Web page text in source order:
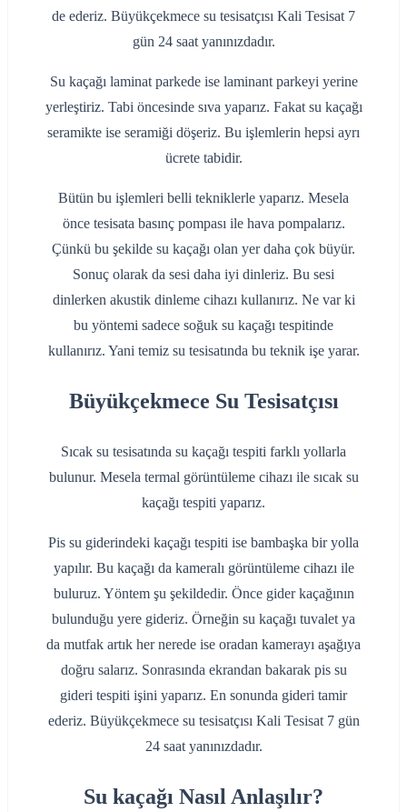
de ederiz. Büyükçekmece su tesisatçısı Kali Tesisat 7
gün 24 saat yanınızdadır.
Su kaçağı laminat parkede ise laminant parkeyi yerine
yerleştiriz. Tabi öncesinde sıva yaparız. Fakat su kaçağı
seramikte ise seramiği döşeriz. Bu işlemlerin hepsi ayrı
ücrete tabidir.
Bütün bu işlemleri belli tekniklerle yaparız. Mesela
önce tesisata basınç pompası ile hava pompalarız.
Çünkü bu şekilde su kaçağı olan yer daha çok büyür.
Sonuç olarak da sesi daha iyi dinleriz. Bu sesi
dinlerken akustik dinleme cihazı kullanırız. Ne var ki
bu yöntemi sadece soğuk su kaçağı tespitinde
kullanırız. Yani temiz su tesisatında bu teknik işe yarar.
Büyükçekmece Su Tesisatçısı
Sıcak su tesisatında su kaçağı tespiti farklı yollarla
bulunur. Mesela termal görüntüleme cihazı ile sıcak su
kaçağı tespiti yaparız.
Pis su giderindeki kaçağı tespiti ise bambaşka bir yolla
yapılır. Bu kaçağı da kameralı görüntüleme cihazı ile
buluruz. Yöntem şu şekildedir. Önce gider kaçağının
bulunduğu yere gideriz. Örneğin su kaçağı tuvalet ya
da mutfak artık her nerede ise oradan kamerayı aşağıya
doğru salarız. Sonrasında ekrandan bakarak pis su
gideri tespiti işini yaparız. En sonunda gideri tamir
ederiz. Büyükçekmece su tesisatçısı Kali Tesisat 7 gün
24 saat yanınızdadır.
Su kaçağı Nasıl Anlaşılır?